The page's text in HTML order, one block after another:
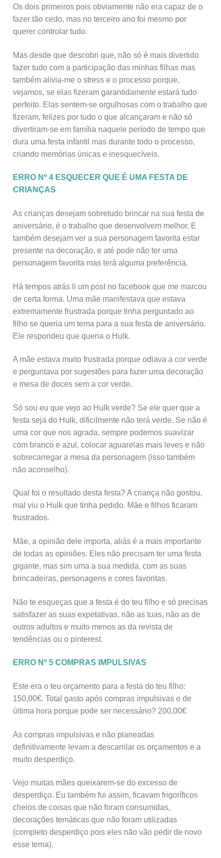
Os dois primeiros pois obviamente não era capaz de o
fazer tão cedo, mas no terceiro ano foi mesmo por
querer controlar tudo.
Mas desde que descobri que, não só é mais divertido
fazer tudo com a participação das minhas filhas mas
também alivia-me o stress e o processo porque,
vejamos, se elas fizeram garantidamente estará tudo
perfeito. Elas sentem-se orgulhosas com o trabalho que
fizeram, felizes por tudo o que alcançaram e não só
divertiram-se em família naquele período de tempo que
dura uma festa infantil mas durante todo o processo,
criando memórias únicas e inesquecíveis.
ERRO Nº 4 ESQUECER QUE É UMA FESTA DE
CRIANÇAS
As crianças desejam sobretudo brincar na sua festa de
aniversário, é o trabalho que desenvolvem melhor. E
também desejam ver a sua personagem favorita estar
presente na decoração, e até pode não ter uma
personagem favorita mas terá alguma preferência.
Há tempos atrás li um post no facebook que me marcou
de certa forma. Uma mãe manifestava que estava
extremamente frustrada porque tinha perguntado ao
filho se queria um tema para a sua festa de aniversário.
Ele respondeu que queria o Hulk.
A mãe estava muito frustrada porque odiava a cor verde
e perguntava por sugestões para fazer uma decoração
e mesa de doces sem a cor verde.
Só sou eu que vejo ao Hulk verde? Se ele quer que a
festa seja do Hulk, dificilmente não terá verde. Se não é
uma cor que nos agrada, sempre podemos suavizar
com branco e azul, colocar aguarelas mais leves e não
sobrecarregar a mesa da personagem (isso também
não aconselho).
Qual foi o resultado desta festa? A criança não gostou,
mal viu o Hulk que tinha pedido. Mãe e filhos ficaram
frustrados.
Mãe, a opinião dele importa, aliás é a mais importante
de todas as opiniões. Eles não precisam ter uma festa
gigante, mas sim uma a sua medida, com as suas
brincadeiras, personagens e cores favoritas.
Não te esqueças que a festa é do teu filho e só precisas
satisfazer as suas expetativas, não as tuas, não as de
outros adultos e muito menos as da revista de
tendências ou o pinterest.
ERRO Nº 5 COMPRAS IMPULSIVAS
Este era o teu orçamento para a festa do teu filho:
150,00€. Total gasto após compras impulsivas e de
última hora porque pode ser necessário? 200,00€
As compras impulsivas e não planeadas
definitivamente levam a descarrilar os orçamentos e a
muito desperdiço.
Vejo muitas mães queixarem-se do excesso de
desperdiço. Eu também fui assim, ficavam frigoríficos
cheios de coisas que não foram consumidas,
decorações temáticas que não foram utilizadas
(completo desperdiço pois eles não vão pedir de novo
esse tema).